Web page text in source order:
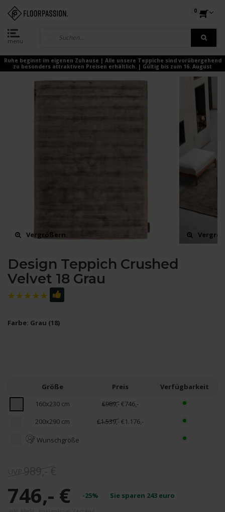
menu
0
Ruhe beginnt im eigenen Zuhause | Alle unsere Teppiche sind vorübergehend
zu besonders attraktiven Preisen erhältlich. | Gültig bis zum 16. August
Vergrößern
Design Teppich Crushed
Velvet 18 Grau
Farbe: Grau (18)
Größe Preis
Verfügbarkeit
160x230 cm
€989,-€746,-
200x290 cm
€1.539,-€1.176,-
Wunschgröße
989,- €
746,- € -25% Sie sparen 243 euro